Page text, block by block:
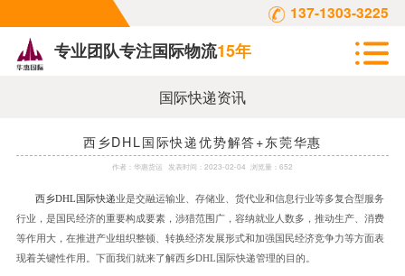
137-1303-3225
专业团队专注国际物流15年
国际快递资讯
西乡DHL国际快递优势解答+东莞华惠
作者： 华惠货运 发表时间： 2023-02-04 浏览量：652
西乡DHL 国际快递业是交融运输业、存储业、货代业和信息行业等多复合型服务
行业，是国民经济的重要构成要素，涉猎范围广，容纳就业人数多，推动生产、消费
等作用大，在推进产业组织整顿、转换经济发展形式和加强国民经济竞争力等方面表
现着关键性作用。下面我们就来了解西乡DHL 国际快递管理的目的。